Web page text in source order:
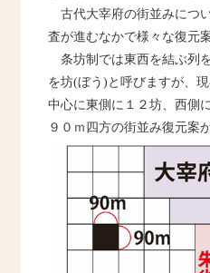
古代大宰府の街並みにつ
査が進むなかで様々な復元
条坊制では東西を結ぶ列
を坊(ぼう) と呼びますが、
中心に東側に１２坊、西側
９０ｍ四方の街並み復元案